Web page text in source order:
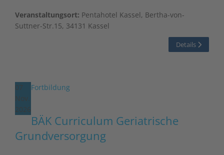
Veranstaltungsort: Pentahotel Kassel, Bertha-von-
Suttner-Str.15, 34131 Kassel
Details
07
Nov.
2026
Fortbildung
BÄK Curriculum Geriatrische
Grundversorgung